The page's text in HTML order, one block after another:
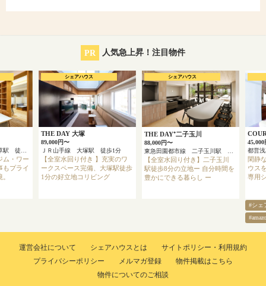
PR 人気急上昇！注目物件
東京メトロ銀座線 浅草駅 徒歩4分
ム・ワー
もプライ
THE DAY 大塚
89,000円〜
ＪＲ山手線 大塚駅 徒歩1分
【全室水回り付き 】充実のワ
ークスペース完備、大塚駅徒歩
1分の好立地コリビング
シェアハウス
THE DAY⁺二子玉川
88,000円〜
東急田園都市線 二子玉川駅 徒歩8分
【全室水回り付き】二子玉川
駅徒歩8分の立地ー 自分時間を
豊かにできる暮らし ー
シェアハウス
45,000
都営
閑静
ウス
専用
#シェ
運営会社について シェアハウスとは
サイトポリシー・利用規約
プライバシーポリシー
メルマガ登録
物件掲載はこちら
物件についてのご相談